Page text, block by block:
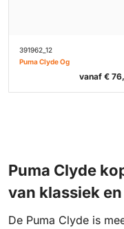
391962_12
Puma Clyde Og
vanaf €
Puma Clyde
van klassiek
De Puma Clyde is